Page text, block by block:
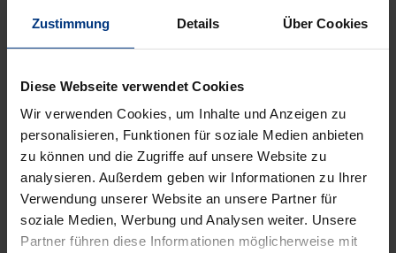
Zustimmung Details Über Cookies
Diese Webseite verwendet Cookies
Wir verwenden Cookies, um Inhalte und Anzeigen zu
personalisieren, Funktionen für soziale Medien anbieten
zu können und die Zugriffe auf unsere Website zu
analysieren. Außerdem geben wir Informationen zu Ihrer
Verwendung unserer Website an unsere Partner für
soziale Medien, Werbung und Analysen weiter. Unsere
Partner führen diese Informationen möglicherweise mit
Verfahren richten sich vermehrt gegen
Unternehmen aus ehemaligen Schwellenländern,
die im internationalen Wettbewerb mittlerweile Fuß
gefaßt haben.
Vor diesem Hintergrund zeigt die Autorin die
ökonomische Brisanz des handelspolitischen
Instruments Antidumping-Politik auf. Aufbauend auf